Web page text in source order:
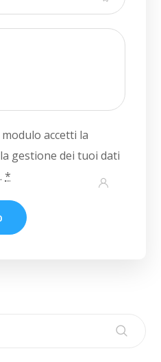
accetti la
gestione dei tuoi dati
*